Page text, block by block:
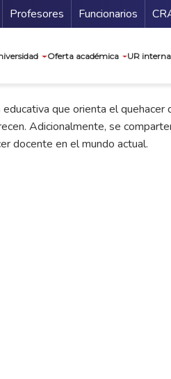
Profesores Funcionarios
Oferta académica UR
que orienta el
Adicionalmente, se
docente en el mundo actual.